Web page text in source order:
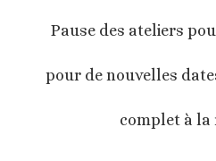
Pause des ateliers
pour de nouvelles
complet à la